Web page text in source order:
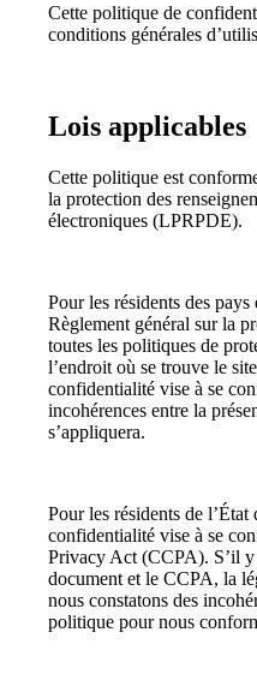
Cette politique de
conditions générales
Lois applicables
Cette politique est
la protection des
électroniques (LPRPDE).
Pour les résidents des
Règlement général sur la
toutes les politiques de
l’endroit où se trouve le
confidentialité vise à se
incohérences entre la
s’appliquera.
Pour les résidents de
confidentialité vise à se
Privacy Act (CCPA). S’il y
document et le CCPA, la
nous constatons des
politique pour nous